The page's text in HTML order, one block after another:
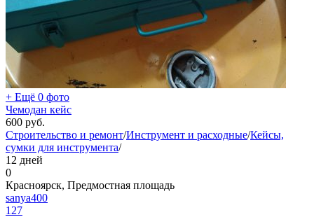
+ Ещё 0 фото
Чемодан кейс
600 руб.
Строительство и ремонт/Инструмент и расходные/Кейсы,
сумки для инструмента/
12 дней
0
Красноярск, Предмостная площадь
sanya400
127